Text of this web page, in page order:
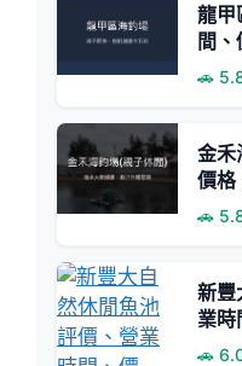
龍甲
間、
健
🚗
金禾
價格
大
🚗
新豐
業時
魚
🚗